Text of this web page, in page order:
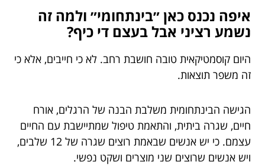
איפה נכנס כאן ״בינתחומי״ ולמה זה
נשמע רציני אבל בעצם די כיף?
היום קוסמטיקאית טובה חושבת רחב. לא כי חייבים, אלא כי
זה משפר תוצאות.
הגישה הבינתחומית משלבת הבנה של הרגלים, אורח
חיים, שגרה ביתית, והתאמת טיפול שמתיישבת עם החיים
עצמם. כי יש אנשים שבאמת רוצים שגרה של 12 שלבים,
ויש אנשים שרוצים שני מוצרים ושקט נפשי.